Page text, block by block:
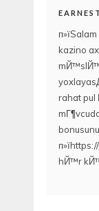
kazino
rahat pul
bonusunu
hЙ™r